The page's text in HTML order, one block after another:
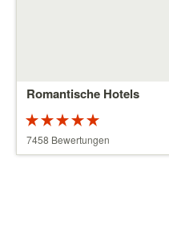
Romantische Hotels
Sternen
7458 Bewertungen